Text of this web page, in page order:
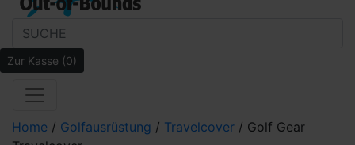
Zur Kasse (0)
Home / Golfausrüstung / Travelcover / Golf Gear